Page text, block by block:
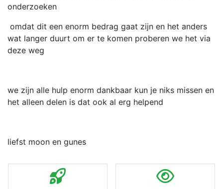
onderzoeken
omdat dit een enorm bedrag gaat zijn en het anders
wat langer duurt om er te komen proberen we het via
deze weg
we zijn alle hulp enorm dankbaar kun je niks missen en
het alleen delen is dat ook al erg helpend
liefst moon en gunes